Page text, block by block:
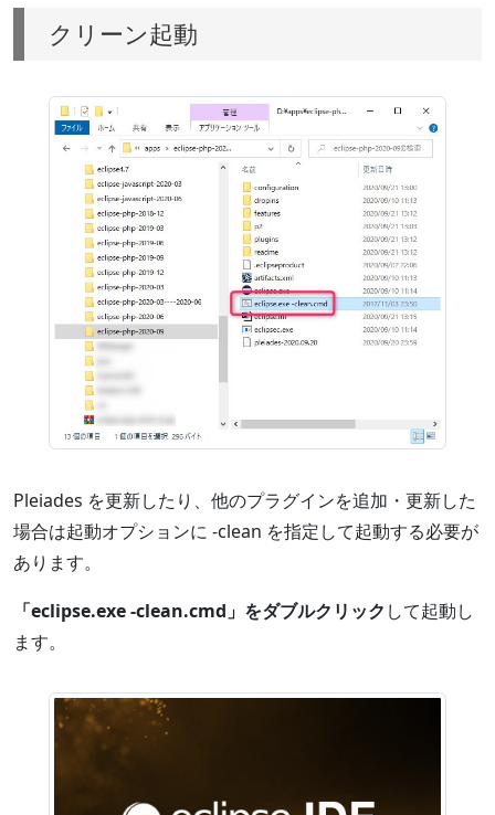
クリーン起動
Pleiades を更新したり、他のプラグインを追加・更新した
場合は起動オプションに -clean を指定して起動する必要が
あります。
「eclipse.exe -clean.cmd」をダブルクリック して起動し
ます。